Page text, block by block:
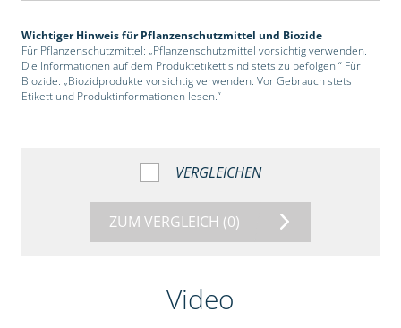
Wichtiger Hinweis für Pflanzenschutzmittel und Biozide
Für Pflanzenschutzmittel: „Pflanzenschutzmittel vorsichtig verwenden.
Die Informationen auf dem Produktetikett sind stets zu befolgen.“ Für
Biozide: „Biozidprodukte vorsichtig verwenden. Vor Gebrauch stets
Etikett und Produktinformationen lesen.“
VERGLEICHEN
ZUM VERGLEICH (0)
Video